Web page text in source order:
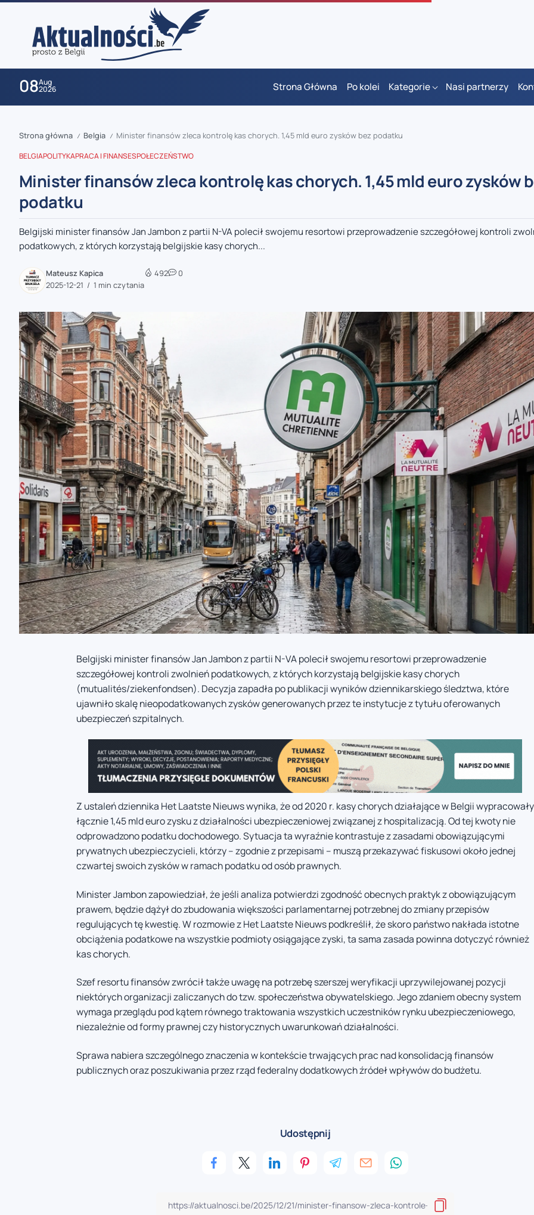
08Aug
2026 Strona Główna Po kolei Kategorie Nasi partnerzy
zaobserwuj nas
zaobserwuj nas
zaobserwuj nas
zaobserwuj nas
zaobserwuj nas
Strona główna / Belgia / Minister finansów zleca kontrolę kas chorych. 1,45 mld euro zysków bez podatku
BELGIAPOLITYKAPRACA I FINANSESPOŁECZEŃSTWO
Minister finansów zleca kontrolę kas chorych. 1,45 mld euro zysków
podatku
Belgijski minister finansów Jan Jambon z partii N-VA polecił swojemu resortowi przeprowadzenie szczegółowej kontroli
podatkowych, z których korzystają belgijskie kasy chorych...
Mateusz Kapica
2025-12-21
1 min czytania
492 0
Belgijski minister finansów Jan Jambon z partii N-VA polecił swojemu resortowi przeprowadzenie
szczegółowej kontroli zwolnień podatkowych, z których korzystają belgijskie kasy chorych
(mutualités/ziekenfondsen). Decyzja zapadła po publikacji wyników dziennikarskiego śledztwa, które
ujawniło skalę nieopodatkowanych zysków generowanych przez te instytucje z tytułu oferowanych
ubezpieczeń szpitalnych.
Z ustaleń dziennika Het Laatste Nieuws wynika, że od 2020 r. kasy chorych działające w Belgii wypracowały
łącznie 1,45 mld euro zysku z działalności ubezpieczeniowej związanej z hospitalizacją. Od tej kwoty nie
odprowadzono podatku dochodowego. Sytuacja ta wyraźnie kontrastuje z zasadami obowiązującymi
prywatnych ubezpieczycieli, którzy – zgodnie z przepisami – muszą przekazywać fiskusowi około jednej
czwartej swoich zysków w ramach podatku od osób prawnych.
Minister Jambon zapowiedział, że jeśli analiza potwierdzi zgodność obecnych praktyk z obowiązującym
prawem, będzie dążył do zbudowania większości parlamentarnej potrzebnej do zmiany przepisów
regulujących tę kwestię. W rozmowie z Het Laatste Nieuws podkreślił, że skoro państwo nakłada istotne
obciążenia podatkowe na wszystkie podmioty osiągające zyski, ta sama zasada powinna dotyczyć również
kas chorych.
Szef resortu finansów zwrócił także uwagę na potrzebę szerszej weryfikacji uprzywilejowanej pozycji
niektórych organizacji zaliczanych do tzw. społeczeństwa obywatelskiego. Jego zdaniem obecny system
wymaga przeglądu pod kątem równego traktowania wszystkich uczestników rynku ubezpieczeniowego,
niezależnie od formy prawnej czy historycznych uwarunkowań działalności.
Sprawa nabiera szczególnego znaczenia w kontekście trwających prac nad konsolidacją finansów
publicznych oraz poszukiwania przez rząd federalny dodatkowych źródeł wpływów do budżetu.
Udostępnij